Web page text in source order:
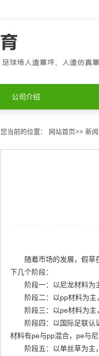
公司介绍
您当前的位置： 网站首页>> 新
随着市场的发展，假
下几个阶段：
阶段一：以尼龙材料为
阶段二：以pp材料为主
阶段三：以pe材料为
阶段四：以国际足联
材料有pe与pp混合，pe与
阶段五：以单丝草为主